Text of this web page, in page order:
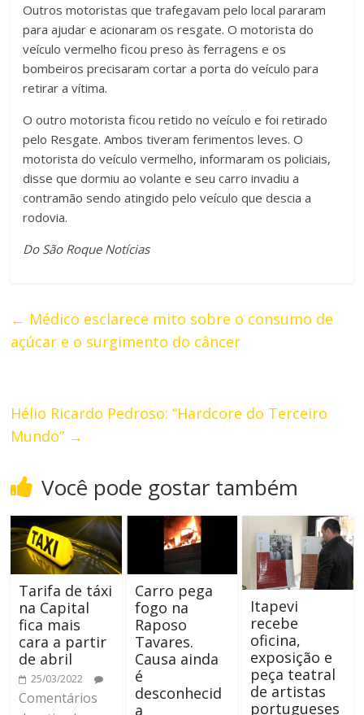
Outros motoristas que trafegavam pelo local pararam
para ajudar e acionaram os resgate. O motorista do
veículo vermelho ficou preso às ferragens e os
bombeiros precisaram cortar a porta do veículo para
retirar a vítima.
O outro motorista ficou retido no veículo e foi retirado
pelo Resgate. Ambos tiveram ferimentos leves. O
motorista do veículo vermelho, informaram os policiais,
disse que dormiu ao volante e seu carro invadiu a
contramão sendo atingido pelo veículo que descia a
rodovia.
Do São Roque Notícias
← Médico esclarece mito sobre o consumo de
açúcar e o surgimento do câncer
Hélio Ricardo Pedroso: “Hardcore do Terceiro
Mundo” →
Você pode gostar também
Tarifa de táxi
na Capital
fica mais
cara a partir
de abril
25/03/2022
Comentários
Carro pega
fogo na
Raposo
Tavares.
Causa ainda
é
desconhecid
a
Itapevi
recebe
oficina,
exposição e
peça teatral
de artistas
portugueses